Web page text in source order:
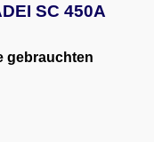
SC 450A
gebrauchten